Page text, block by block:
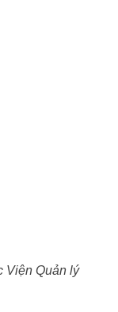
Viện Quản lý